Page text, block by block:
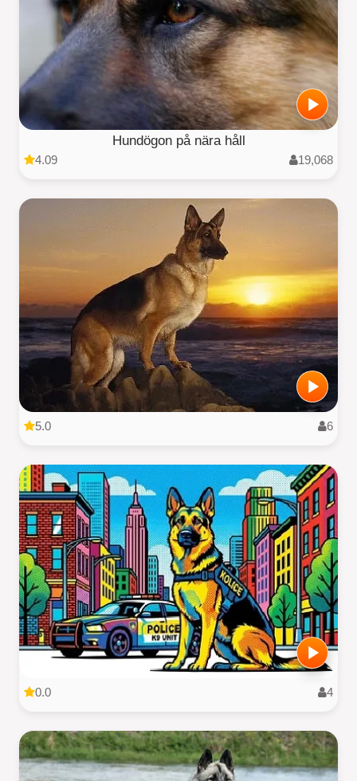
Hundögon på nära håll
4.09 19,068
5.0 6
0.0 4